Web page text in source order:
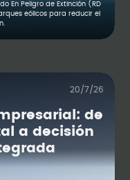
En Peligro de Extinción (RD
eólicos para reducir el
20/7/26
de
a decisión